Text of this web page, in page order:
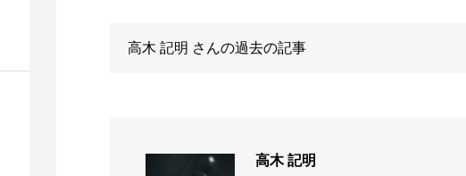
高木 記明 さんの過去の記事
高木 記明